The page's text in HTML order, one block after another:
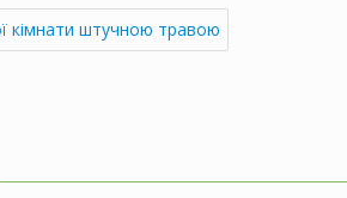
кімнати штучною травою